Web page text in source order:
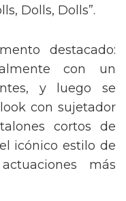
Dolls, Dolls”.
destacado:
con un
y luego se
con sujetador
cortos de
icónico estilo de
más